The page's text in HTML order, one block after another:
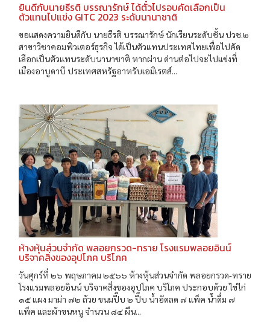
ยินดีกับนายธีรติ บรรณารักษ์ ได้ตั๋วไปรอบคัดเลือกเป็น
ตัวแทนไปแข่ง GITC 2023 ระดับนานาชาติ
ขอแสดงความยินดีกับ นายธีรติ บรรณารักษ์ นักเรียนระดับชั้น ปวช.๒
สาขาวิชาคอมพิวเตอร์ธุรกิจ ได้เป็นตัวแทนประเทศไทยเพื่อไปคัด
เลือกเป็นตัวแทนระดับนานาชาติ หากผ่าน ด่านต่อไปจะไปแข่งที่
เมืองอาบูดาบี ประเทศสหรัฐอาหรับเอมิเรตส์...
ห้างหุ้นส่วนจำกัด พลอยกรวด-ทราย โรงแรมพลอยอินน์
บริจาคสิ่งของอุปโภค บริโภค
วันศุกร์ที่ ๒๖ พฤษภาคม ๒๕๖๖ ห้างหุ้นส่วนจำกัด พลอยกรวด-ทราย
โรงแรมพลอยอินน์ บริจาคสิ่งของอุปโภค บริโภค ประกอบด้วย ไข่ไก่
๑๕ แผง มาม่า ๗๒ ถ้วย ขนมปี๊บ ๒ ปี๊บ น้ำอัดลด ๗ แพ็ค น้ำดื่ม ๗
แพ็ค และผ้าขนหนู จำนวน ๘๔ ผืน...